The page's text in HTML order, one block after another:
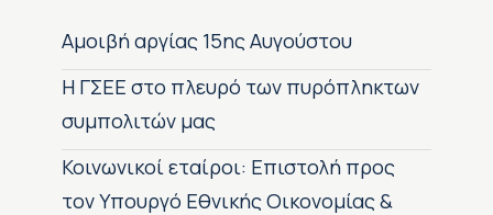
Αμοιβή αργίας 15ης Αυγούστου
H ΓΣΕΕ στο πλευρό των πυρόπληκτων
συμπολιτών μας
Κοινωνικοί εταίροι: Επιστολή προς
τον Υπουργό Εθνικής Οικονομίας &